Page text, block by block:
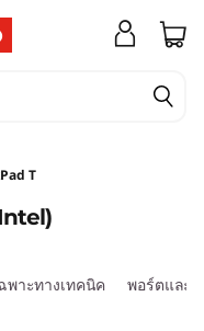
T
พาะทางเทคนิค พอร์ตและ